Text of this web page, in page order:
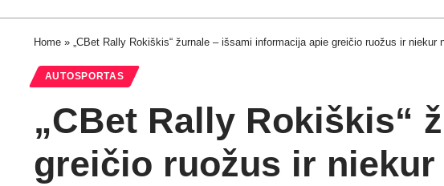
Home » „CBet Rally Rokiškis“ žurnale – išsami informacija apie greičio ruožus ir niekur
AUTOSPORTAS
„CBet Rally Rokiškis“
greičio ruožus ir